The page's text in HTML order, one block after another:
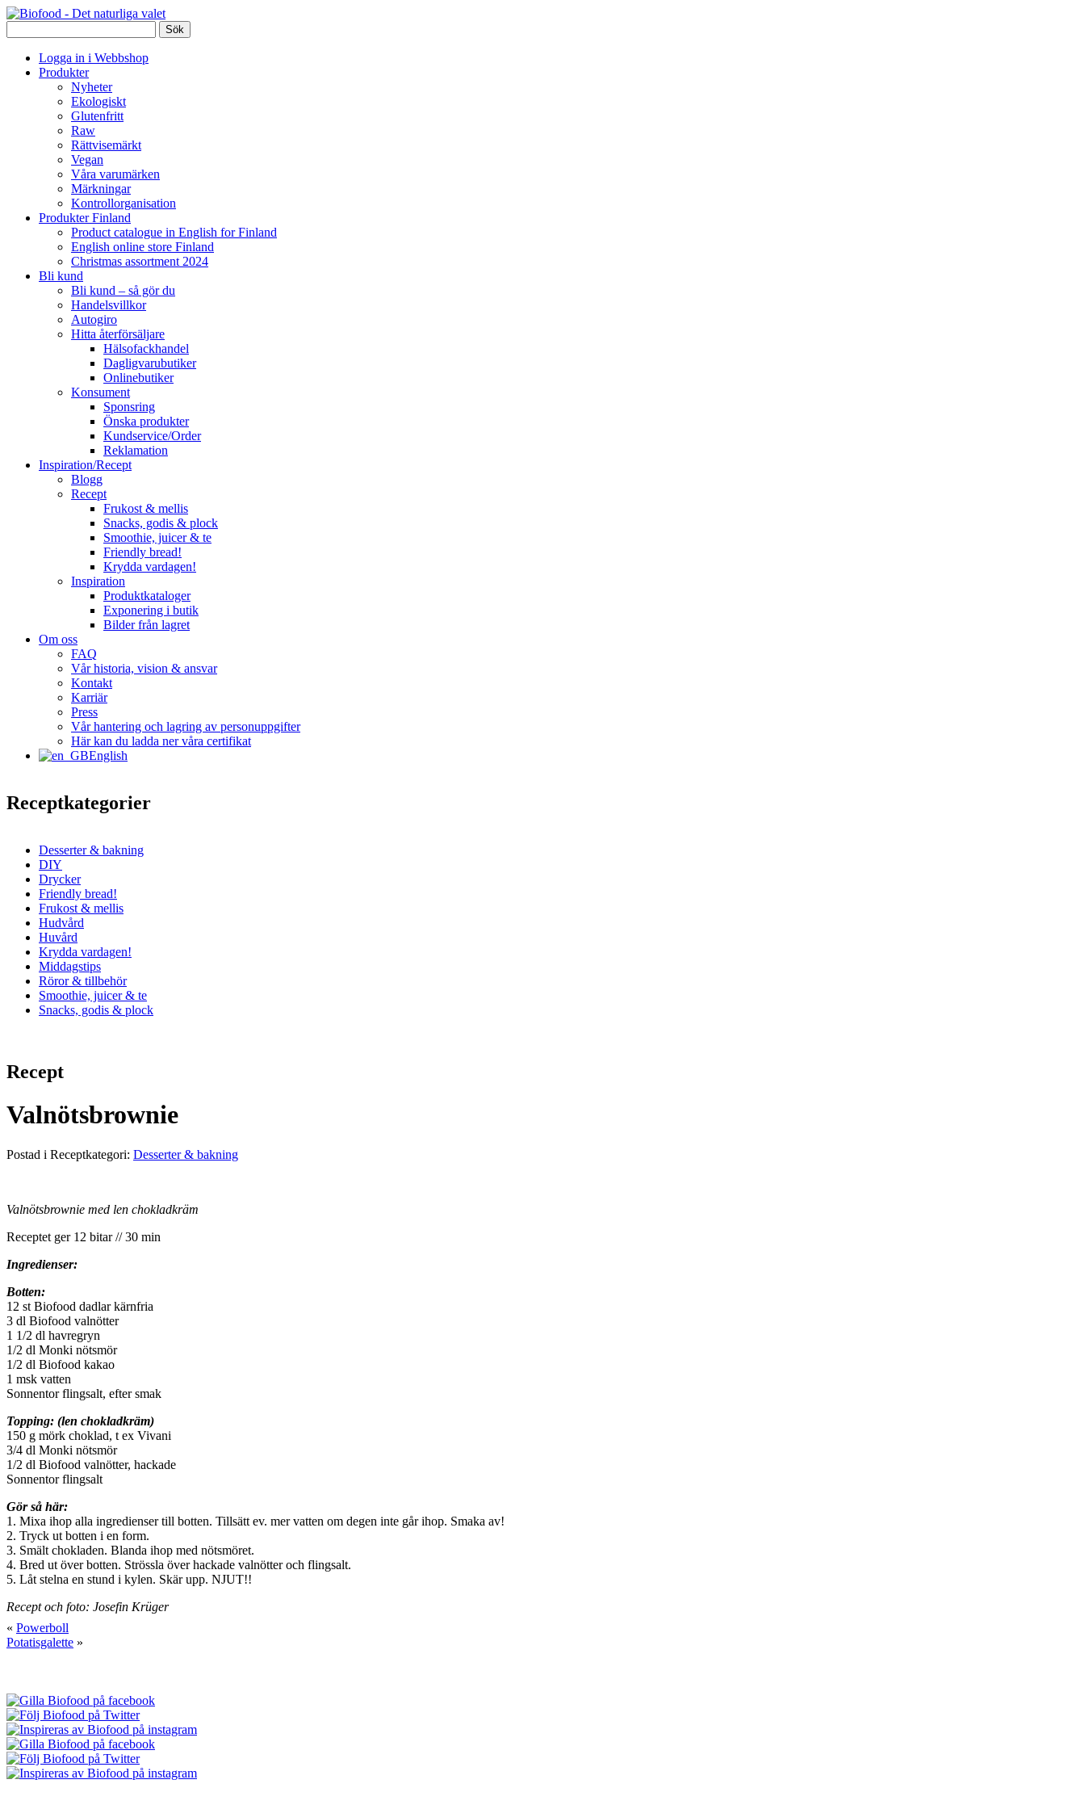
Logga in i Webbshop
Produkter
Nyheter
Ekologiskt
Glutenfritt
Raw
Rättvisemärkt
Vegan
Våra varumärken
Märkningar
Kontrollorganisation
Produkter Finland
Product catalogue in English for Finland
English online store Finland
Christmas assortment 2024
Bli kund
Bli kund – så gör du
Handelsvillkor
Autogiro
Hitta återförsäljare
Hälsofackhandel
Dagligvarubutiker
Onlinebutiker
Konsument
Sponsring
Önska produkter
Kundservice/Order
Reklamation
Inspiration/Recept
Blogg
Recept
Frukost & mellis
Snacks, godis & plock
Smoothie, juicer & te
Friendly bread!
Krydda vardagen!
Inspiration
Produktkataloger
Exponering i butik
Bilder från lagret
Om oss
FAQ
Vår historia, vision & ansvar
Kontakt
Karriär
Press
Vår hantering och lagring av personuppgifter
Här kan du ladda ner våra certifikat
English
Receptkategorier
Desserter & bakning
DIY
Drycker
Friendly bread!
Frukost & mellis
Hudvård
Huvård
Krydda vardagen!
Middagstips
Röror & tillbehör
Smoothie, juicer & te
Snacks, godis & plock
Recept
Valnötsbrownie
Postad i Receptkategori: Desserter & bakning
Valnötsbrownie med len chokladkräm
Receptet ger 12 bitar // 30 min
Ingredienser:
Botten:
12 st Biofood dadlar kärnfria
3 dl Biofood valnötter
1 1/2 dl havregryn
1/2 dl Monki nötsmör
1/2 dl Biofood kakao
1 msk vatten
Sonnentor flingsalt, efter smak
Topping: (len chokladkräm)
150 g mörk choklad, t ex Vivani
3/4 dl Monki nötsmör
1/2 dl Biofood valnötter, hackade
Sonnentor flingsalt
Gör så här:
1. Mixa ihop alla ingredienser till botten. Tillsätt ev. mer vatten om degen inte går ihop. Smaka av!
2. Tryck ut botten i en form.
3. Smält chokladen. Blanda ihop med nötsmöret.
4. Bred ut över botten. Strössla över hackade valnötter och flingsalt.
5. Låt stelna en stund i kylen. Skär upp. NJUT!!
Recept och foto: Josefin Krüger
« Powerboll
Potatisgalette »